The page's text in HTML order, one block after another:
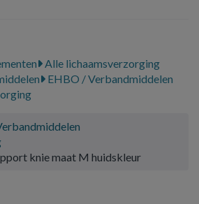
Alle lichaamsverzorging
EHBO / Verbandmiddelen
knie maat M huidskleur